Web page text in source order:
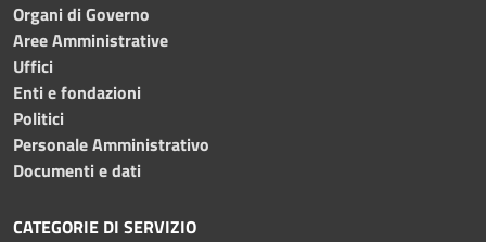
Organi di Governo
Aree Amministrative
Uffici
Enti e fondazioni
Politici
Personale Amministrativo
Documenti e dati
CATEGORIE DI SERVIZIO